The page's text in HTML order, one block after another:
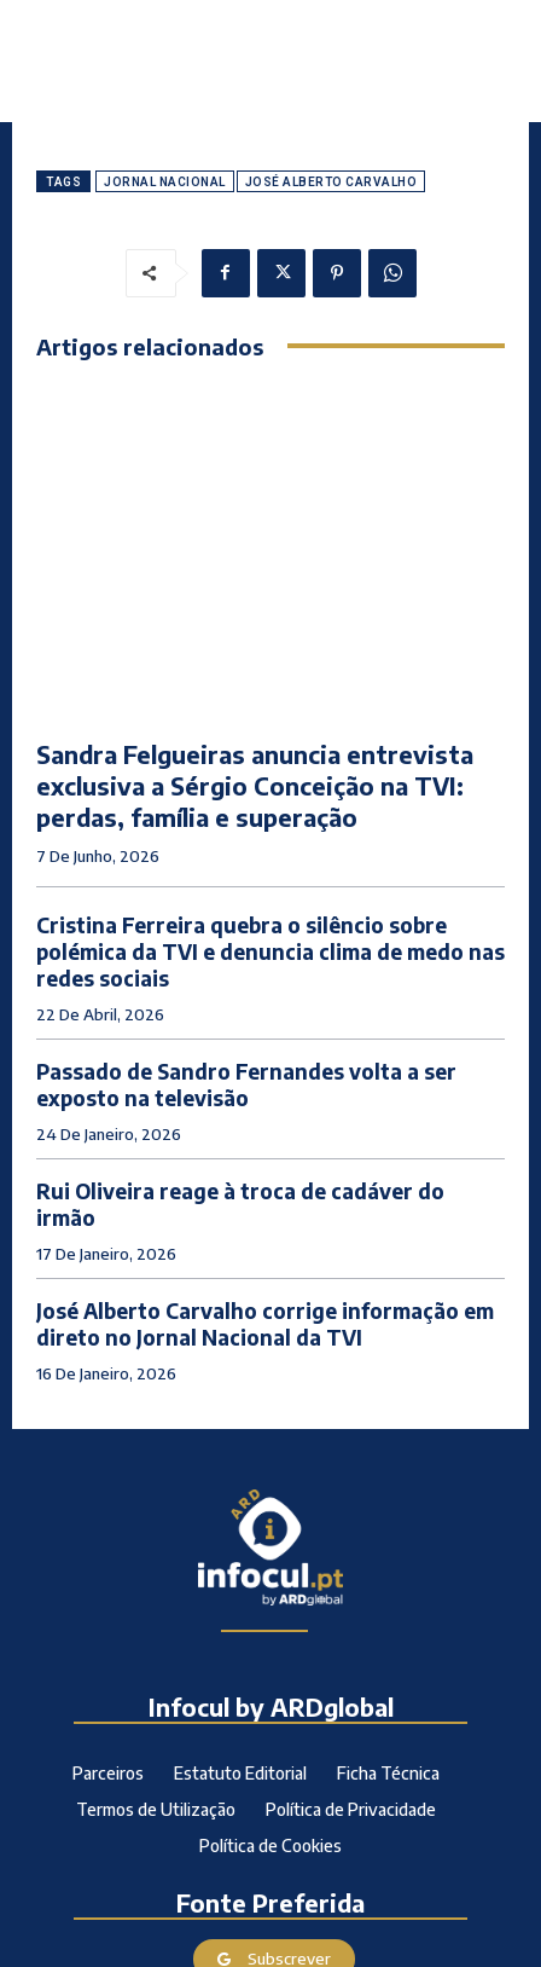
TAGS JORNAL NACIONAL JOSÉ ALBERTO CARVALHO
Artigos relacionados
Sandra Felgueiras anuncia entrevista
exclusiva a Sérgio Conceição na TVI:
perdas, família e superação
7 De Junho, 2026
Cristina Ferreira quebra o silêncio sobre
polémica da TVI e denuncia clima de medo nas
redes sociais
22 De Abril, 2026
Passado de Sandro Fernandes volta a ser
exposto na televisão
24 De Janeiro, 2026
Rui Oliveira reage à troca de cadáver do
irmão
17 De Janeiro, 2026
José Alberto Carvalho corrige informação em
direto no Jornal Nacional da TVI
16 De Janeiro, 2026
Infocul by ARDglobal
Parceiros Estatuto Editorial
Ficha Técnica
Termos de Utilização
Política de Privacidade
Política de Cookies
Fonte Preferida
Subscrever